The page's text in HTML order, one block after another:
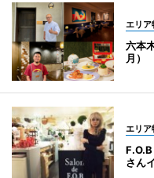
エリア
六本
月）
エリア
さん